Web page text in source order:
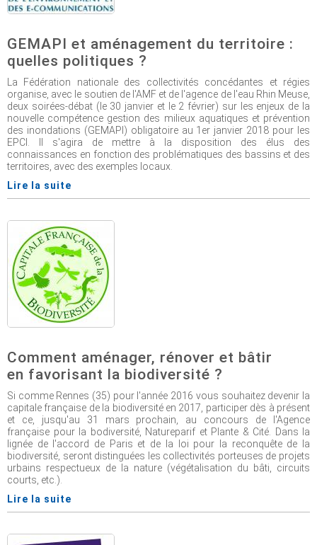
GEMAPI et aménagement du territoire :
quelles politiques ?
La Fédération nationale des collectivités concédantes et régies
organise, avec le soutien de l'AMF et de l'agence de l'eau Rhin Meuse,
deux soirées-débat (le 30 janvier et le 2 février) sur les enjeux de la
nouvelle compétence gestion des milieux aquatiques et prévention
des inondations (GEMAPI) obligatoire au 1er janvier 2018 pour les
EPCI. Il s'agira de mettre à la disposition des élus des
connaissances en fonction des problématiques des bassins et des
territoires, avec des exemples locaux.
Lire la suite
Comment aménager, rénover et bâtir
en favorisant la biodiversité ?
Si comme Rennes (35) pour l'année 2016 vous souhaitez devenir la
capitale française de la biodiversité en 2017, participer dès à présent
et ce, jusqu'au 31 mars prochain, au concours de l'Agence
française pour la bodiversité, Natureparif et Plante & Cité. Dans la
lignée de l'accord de Paris et de la loi pour la reconquête de la
biodiversité, seront distinguées les collectivités porteuses de projets
urbains respectueux de la nature (végétalisation du bâti, circuits
courts, etc.).
Lire la suite